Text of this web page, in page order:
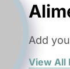
Add
View All